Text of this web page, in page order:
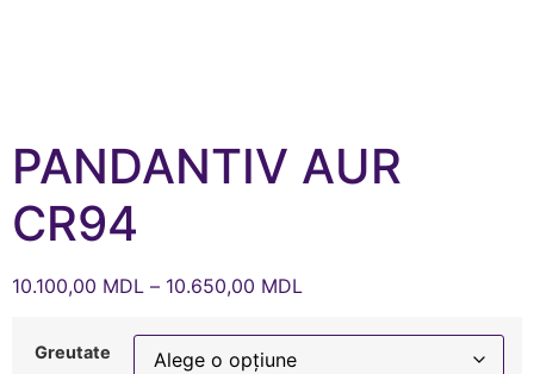
PANDANTIV AUR
CR94
10.100,00 MDL – 10.650,00 MDL
Greutate